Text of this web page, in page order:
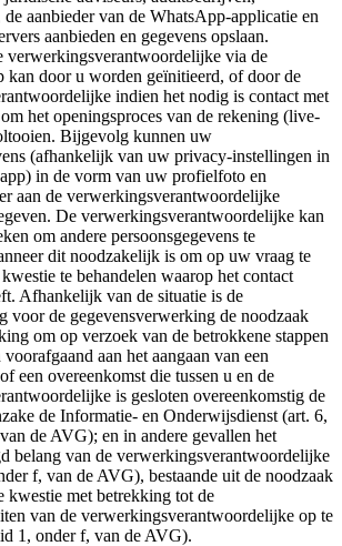
de aanbieder van de WhatsApp-applicatie en
aanbieden en gegevens opslaan.
verwerkingsverantwoordelijke via de
kan door u worden geïnitieerd, of door de
indien het nodig is contact met
het openingsproces van de rekening (live-
Bijgevolg kunnen uw
(afhankelijk van uw privacy-instellingen in
in de vorm van uw profielfoto en
aan de verwerkingsverantwoordelijke
De verwerkingsverantwoordelijke kan
om andere persoonsgegevens te
dit noodzakelijk is om op uw vraag te
te behandelen waarop het contact
Afhankelijk van de situatie is de
voor de gegevensverwerking de noodzaak
om op verzoek van de betrokkene stappen
aan het aangaan van een
een overeenkomst die tussen u en de
is gesloten overeenkomstig de
de Informatie- en Onderwijsdienst (art. 6,
de AVG); en in andere gevallen het
belang van de verwerkingsverantwoordelijke
f, van de AVG), bestaande uit de noodzaak
kwestie met betrekking tot de
van de verwerkingsverantwoordelijke op te
1, onder f, van de AVG).